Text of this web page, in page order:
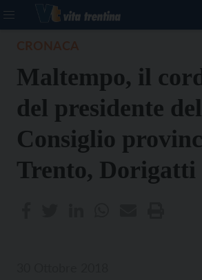
Maltempo, il
del presidente del
Consiglio
Trento, Dorigatti